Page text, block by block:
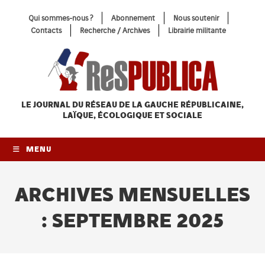
Qui sommes-nous ? Abonnement
Nous soutenir
Contacts
Recherche / Archives Librairie militante
LE JOURNAL DU RÉSEAU DE LA GAUCHE RÉPUBLICAINE,
LAÏQUE, ÉCOLOGIQUE ET SOCIALE
MENU
ARCHIVES MENSUELLES
: SEPTEMBRE 2025